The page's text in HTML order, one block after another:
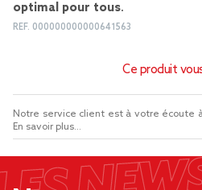
optimal pour tous.
REF. 000000000000641563
Ce produit
Notre service client est à votre écoute
En savoir plus...